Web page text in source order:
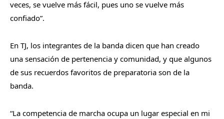
veces, se vuelve más fácil, pues uno se vuelve más
confiado”.
En TJ, los integrantes de la banda dicen que han creado
una sensación de pertenencia y comunidad, y que algunos
de sus recuerdos favoritos de preparatoria son de la
banda.
“La competencia de marcha ocupa un lugar especial en mi